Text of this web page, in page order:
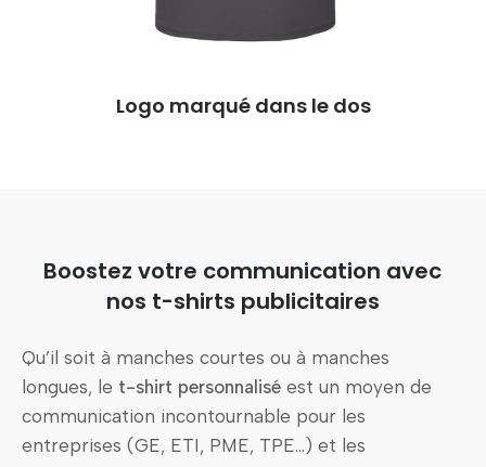
Logo marqué dans le dos
Boostez votre communication avec
nos t-shirts publicitaires
Qu’il soit à manches courtes ou à manches
longues, le t-shirt personnalisé est un moyen de
communication incontournable pour les
entreprises (GE, ETI, PME, TPE…) et les